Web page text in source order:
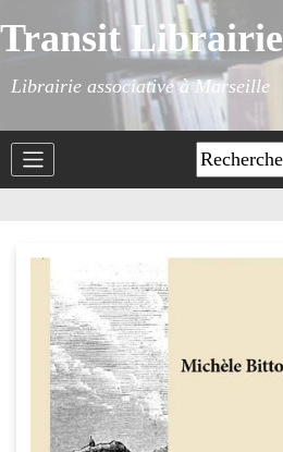
Transit Librairie
Librairie associative à Marseille